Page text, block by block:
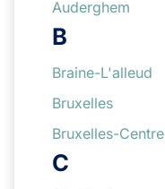
Auderghem
B
Braine-L'alleud
Bruxelles
Bruxelles-Centre
C